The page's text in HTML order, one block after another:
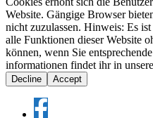
Website. Gängige Browser
nicht zuzulassen. Hinweis: Es
alle Funktionen dieser Website
können, wenn Sie
informationen findet ihr in
Decline Accept